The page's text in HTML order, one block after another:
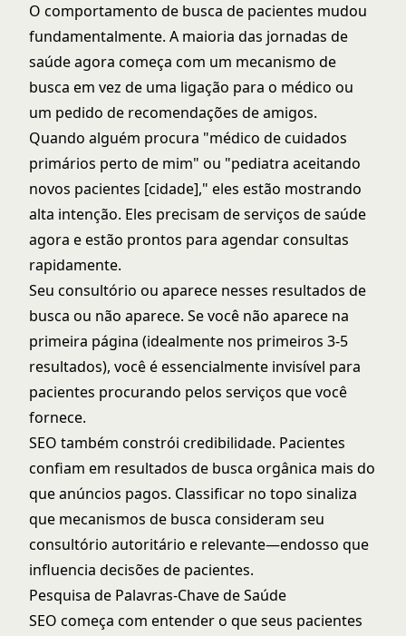
O comportamento de busca de pacientes mudou
fundamentalmente. A maioria das jornadas de
saúde agora começa com um mecanismo de
busca em vez de uma ligação para o médico ou
um pedido de recomendações de amigos.
Quando alguém procura "médico de cuidados
primários perto de mim" ou "pediatra aceitando
novos pacientes [cidade]," eles estão mostrando
alta intenção. Eles precisam de serviços de saúde
agora e estão prontos para agendar consultas
rapidamente.
Seu consultório ou aparece nesses resultados de
busca ou não aparece. Se você não aparece na
primeira página (idealmente nos primeiros 3-5
resultados), você é essencialmente invisível para
pacientes procurando pelos serviços que você
fornece.
SEO também constrói credibilidade. Pacientes
confiam em resultados de busca orgânica mais do
que anúncios pagos. Classificar no topo sinaliza
que mecanismos de busca consideram seu
consultório autoritário e relevante—endosso que
influencia decisões de pacientes.
Pesquisa de Palavras-Chave de Saúde
SEO começa com entender o que seus pacientes